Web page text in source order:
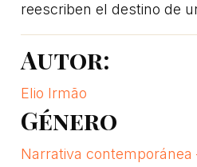
reescriben el destino de
Autor:
Elio Irmão
Género
Narrativa